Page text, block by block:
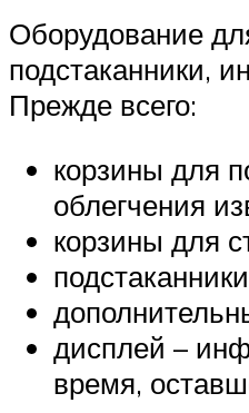
Оборудование
подстаканники,
Прежде всего:
корзины для
облегчения
корзины для
дисплей –
время,